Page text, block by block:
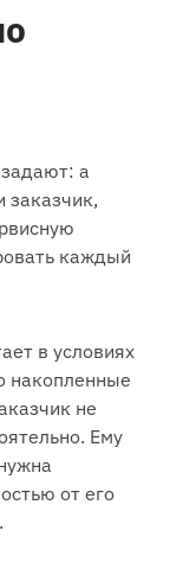
а
заказчик,
каждый
в условиях
накопленные
не
Ему
от его